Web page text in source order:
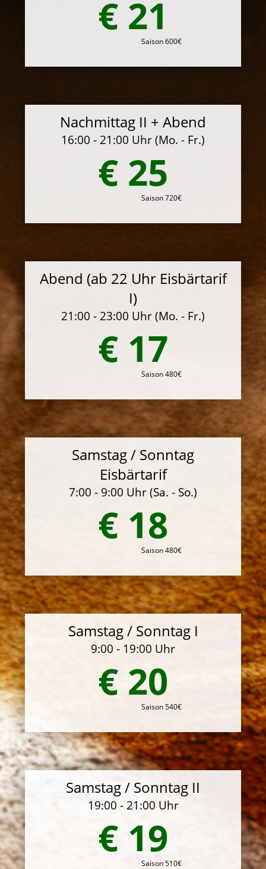
€ 21
Saison 600€
Nachmittag II + Abend
16:00 - 21:00 Uhr (Mo. - Fr.)
€ 25
Saison 720€
Abend (ab 22 Uhr Eisbärtarif
I)
21:00 - 23:00 Uhr (Mo. - Fr.)
€ 17
Saison 480€
Samstag / Sonntag
Eisbärtarif
7:00 - 9:00 Uhr (Sa. - So.)
€ 18
Saison 480€
Samstag / Sonntag I
9:00 - 19:00 Uhr
€ 20
Saison 540€
Samstag / Sonntag II
19:00 - 21:00 Uhr
€ 19
Saison 510€